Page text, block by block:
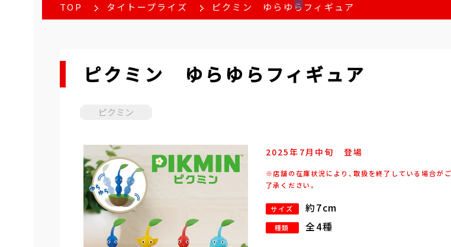
TOP タイトープライズ ピクミン ゆらゆらフィギュア
ピクミン ゆらゆらフィギュア
ピクミン
2025年 7月 中旬 登場
※店舗の在庫状況により、取扱を終了している場合が
了承ください。
サイズ 約7cm
種類 全4種